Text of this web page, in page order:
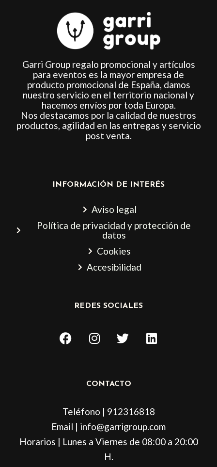
Garri Group regalo promocional y artículos
para eventos es la mayor empresa de
producto promocional de España, damos
nuestro servicio en el territorio nacional y
hacemos envíos por toda Europa.
Nos destacamos por la calidad de nuestros
productos, agilidad en las entregas y servicio
post venta.
INFORMACIÓN DE INTERÉS
Aviso legal
Política de privacidad y protección de
datos
Cookies
Accesibilidad
REDES SOCIALES
F
a
k
I
n
a
a
m
T
w
t
L
i
n
CONTACTO
Teléfono | 912316818
Email | info@garrigroup.com
Horarios | Lunes a Viernes de 08:00 a 20:00
H.